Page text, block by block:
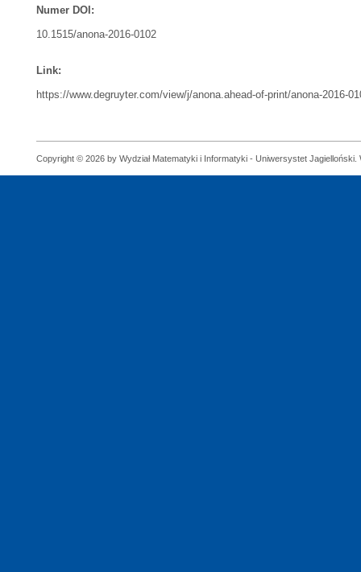
Numer DOI:
10.1515/anona-2016-0102
Link:
https://www.degruyter.com/view/j/anona.ahead-of-print/anona-2016-
Copyright © 2026 by Wydział Matematyki i Informatyki - Uniwersystet